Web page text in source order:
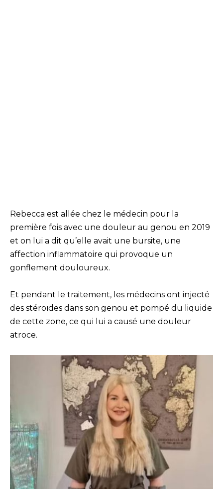
Rebecca est allée chez le médecin pour la
première fois avec une douleur au genou en 2019
et on lui a dit qu’elle avait une bursite, une
affection inflammatoire qui provoque un
gonflement douloureux.
Et pendant le traitement, les médecins ont injecté
des stéroïdes dans son genou et pompé du liquide
de cette zone, ce qui lui a causé une douleur
atroce.